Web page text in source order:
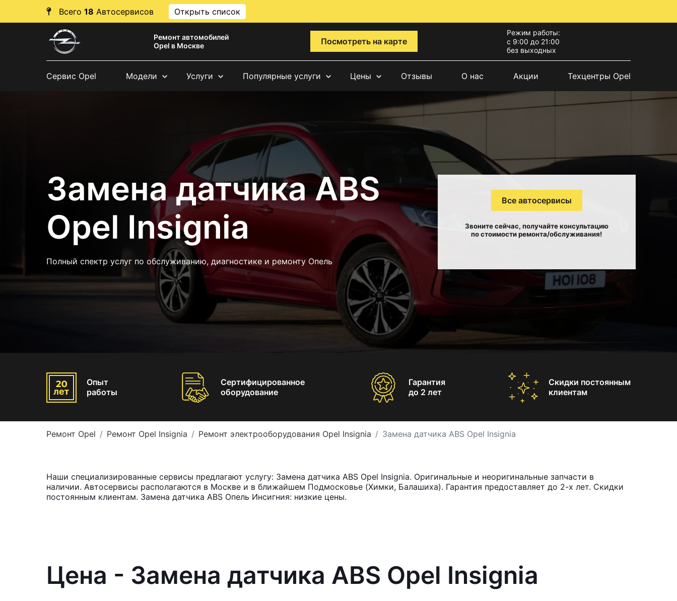
Всего 18 Автосервисов Открыть список
Ремонт автомобилей
Opel в Москве
Посмотреть на карте
Режим работы:
с 9:00 до 21:00
без выходных
Сервис Opel Модели Услуги Популярные услуги Цены Отзывы О нас Акции Техцентры Opel
Замена датчика ABS
Opel Insignia
Полный спектр услуг по обслуживанию, диагностике и ремонту Опель
Все автосервисы
Звоните сейчас, получайте консультацию
по стоимости ремонта/обслуживания!
Опыт
работы
Сертифицированное
оборудование
Гарантия
до 2 лет
Скидки постоянным
клиентам
Ремонт Opel Ремонт Opel Insignia Ремонт электрооборудования Opel Insignia Замена датчика ABS Opel Insignia
Наши специализированные сервисы предлагают услугу: Замена датчика ABS Opel Insignia. Оригинальные и неоригинальные запчасти в
наличии. Автосервисы располагаются в Москве и в ближайшем Подмосковье (Химки, Балашиха). Гарантия предоставляет до 2-х лет. Скидки
постоянным клиентам. Замена датчика ABS Опель Инсигния: низкие цены.
Цена - Замена датчика ABS Opel Insignia